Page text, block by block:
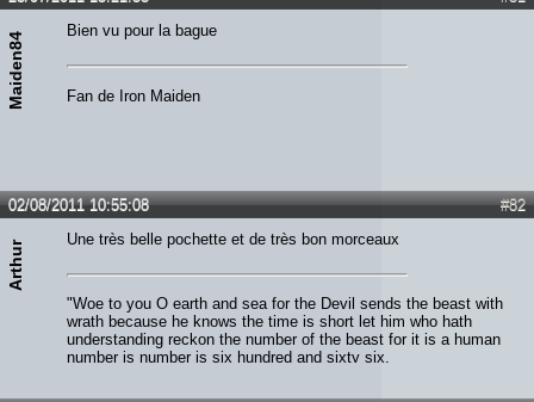
Maiden84
Bien vu pour la bague
Fan de Iron Maiden
#82
02/08/2011 10:55:08
Arthur
Une très belle pochette et de très bon morceaux
"Woe to you O earth and sea for the Devil sends the beast with
wrath because he knows the time is short let him who hath
understanding reckon the number of the beast for it is a human
number is number is six hundred and sixty six.